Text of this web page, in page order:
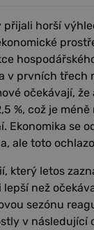
horší
v prvních třech
očekávají,
%, což je
se
ale toto
který letos
než
sezónu
v následující